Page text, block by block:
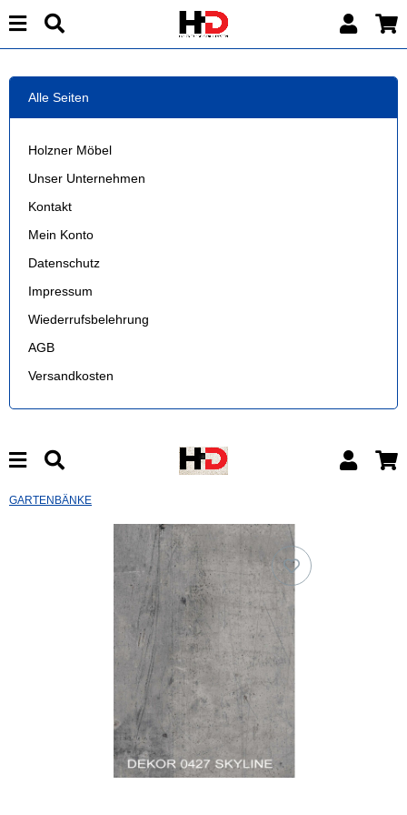
Alle Seiten
Holzner Möbel
Unser Unternehmen
Kontakt
Mein Konto
Datenschutz
Impressum
Wiederrufsbelehrung
AGB
Versandkosten
GARTENBÄNKE